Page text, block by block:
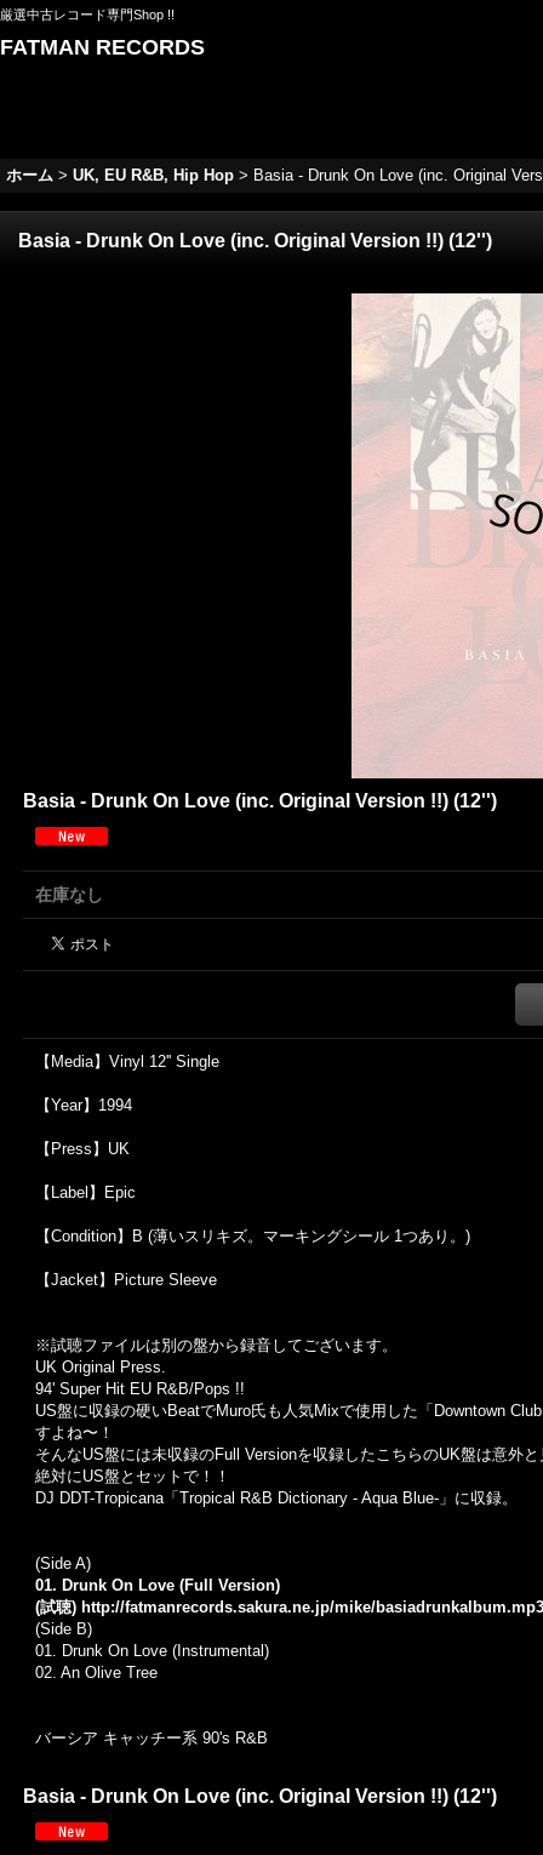
厳選中古レコード専門Shop !!
FATMAN RECORDS
ホーム > UK, EU R&B, Hip Hop > Basia - Drunk On Love (inc. Original
Basia - Drunk On Love (inc. Original Version !!) (12'')
Basia - Drunk On Love (inc. Original Version !!) (12'')
在庫なし
【Media】Vinyl 12'' Single
【Year】1994
【Press】UK
【Label】Epic
【Condition】B (薄いスリキズ。マーキングシール 1つあり。)
【Jacket】Picture Sleeve
※試聴ファイルは別の盤から録音してございます。
UK Original Press.
94' Super Hit EU R&B/Pops !!
US盤に収録の硬いBeatでMuro氏も人気Mixで使用した「Downtown
すよね〜！
そんなUS盤には未収録のFull Versionを収録したこちらのUK盤は意外
絶対にUS盤とセットで！！
DJ DDT-Tropicana「Tropical R&B Dictionary - Aqua Blue-」に収録。
(Side A)
01. Drunk On Love (Full Version)
(試聴) http://fatmanrecords.sakura.ne.jp/mike/basiadrunkalbum.mp3
(Side B)
01. Drunk On Love (Instrumental)
02. An Olive Tree
バーシア キャッチー系 90's R&B
Basia - Drunk On Love (inc. Original Version !!) (12'')